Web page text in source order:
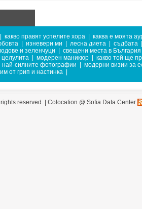
какво правят успелите хора
каква е моята
изневери ми лесна диета съдбата
и зеленчуци
свещени места в България
целулита
модерен маникюр
какво той ще
най-силните фотографии
модерни визии за
от грип и настинка
reserved. | Colocation @ Sofia Data Center